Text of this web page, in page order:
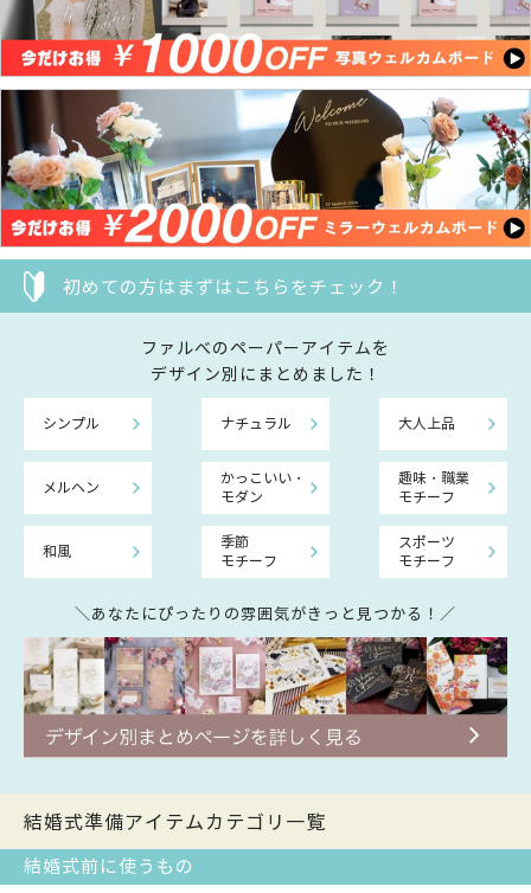
初めての方はまずはこちらをチェック！
ファルべのペーパーアイテムを
デザイン別にまとめました！
シンプル ナチュラル 大人上品
メルヘン
かっこいい・
モダン
趣味・職業
モチーフ
和風
季節
モチーフ
スポーツ
モチーフ
＼あなたにぴったりの雰囲気がきっと見つかる！／
結婚式準備アイテムカテゴリ一覧
結婚式前に使うもの